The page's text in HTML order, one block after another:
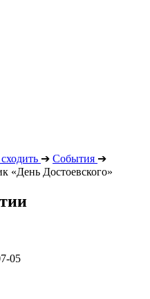
➔ События ➔
«День Достоевского»
05